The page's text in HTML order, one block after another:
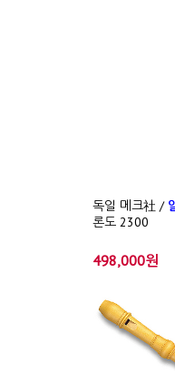
독일 메크社 /
론도 2300
498,000원